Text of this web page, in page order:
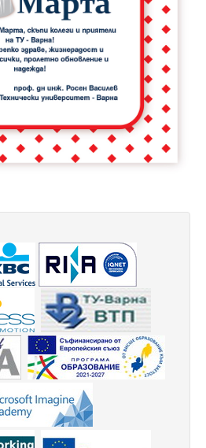
факултет
факултет
факултет
техника и автоматизация
на ТУ-Варна
институт